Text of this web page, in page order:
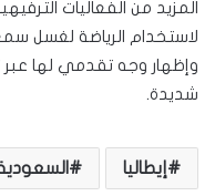
المزيد من الفعاليات
لاستخدام الرياضة لغسل
وإظهار وجه تقدمي لها
شديدة.
إيطاليا